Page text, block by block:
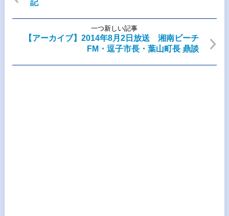
記
一つ新しい記事
【アーカイブ】2014年8月2日放送 湘南ビーチ
FM・逗子市長・葉山町長 鼎談